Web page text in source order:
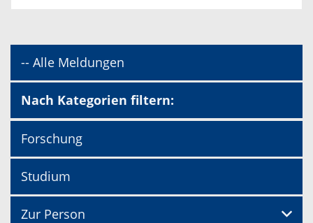
-- Alle Meldungen
Nach Kategorien filtern:
Forschung
Studium
Zur Person